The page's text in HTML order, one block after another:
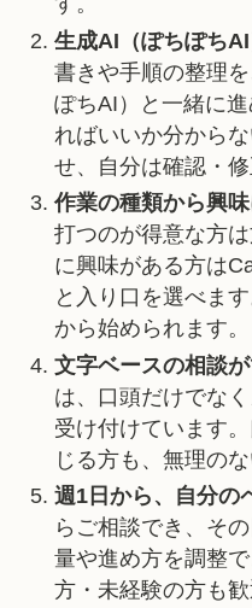
生成AI（ぽちぽち
書きや手順の整理
ぽちAI）と一緒に
ればいいか分から
せ、自分は確認・修
作業の種類から興
打つのが得意な方
に興味がある方は
と入り口を選べま
から始められます。
文字ベースの相談
は、口頭だけでな
受け付けています
じる方も、無理の
週1日から、自分の
らご相談でき、そ
量や進め方を調整
方・未経験の方も